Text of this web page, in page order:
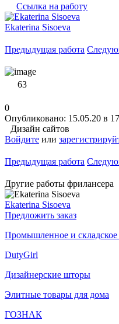
Ссылка на работу
Ekaterina Sisoeva
Предыдущая работа
63
0
Опубликовано: 15.05.20 в
Дизайн сайтов
Войдите или
Предыдущая работа
Другие работы фрилансера
Ekaterina Sisoeva
Предложить заказ
Промышленное и складское
DutyGirl
Дизайнерские шторы
Элитные товары для дома
ГОЗНАК